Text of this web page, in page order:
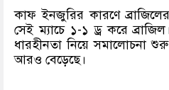
কাফ ইনজুরির কারণে
সেই ম্যাচে ১-১ ড্র করে
ধারহীনতা নিয়ে সমালোচনা
আরও বেড়েছে।